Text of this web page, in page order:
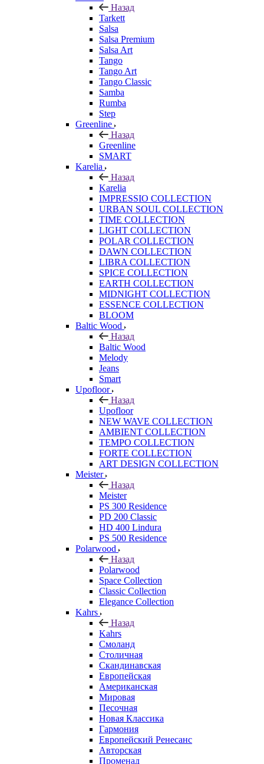
Назад
Tarkett
Salsa
Salsa Premium
Salsa Art
Tango
Tango Art
Tango Classic
Samba
Rumba
Step
Greenline
Назад
Greenline
SMART
Karelia
Назад
Karelia
IMPRESSIO COLLECTION
URBAN SOUL COLLECTION
TIME COLLECTION
LIGHT COLLECTION
POLAR COLLECTION
DAWN COLLECTION
LIBRA COLLECTION
SPICE COLLECTION
EARTH COLLECTION
MIDNIGHT COLLECTION
ESSENCE COLLECTION
BLOOM
Baltic Wood
Назад
Baltic Wood
Melody
Jeans
Smart
Upofloor
Назад
Upofloor
NEW WAVE COLLECTION
AMBIENT COLLECTION
TEMPO COLLECTION
FORTE COLLECTION
ART DESIGN COLLECTION
Meister
Назад
Meister
PS 300 Residence
PD 200 Classic
HD 400 Lindura
PS 500 Residence
Polarwood
Назад
Polarwood
Space Collection
Classic Collection
Elegance Collection
Kahrs
Назад
Kahrs
Смоланд
Столичная
Скандинавская
Европейская
Американская
Мировая
Песочная
Новая Классика
Гармония
Европейский Ренесанс
Авторская
Променад